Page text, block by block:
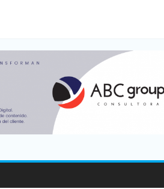
de personas viajaron por el país, un